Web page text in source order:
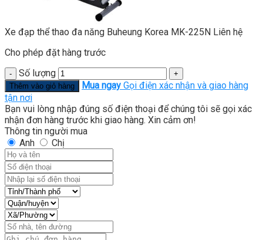
Xe đạp thể thao đa năng Buheung Korea MK-225N Liên hệ
Cho phép đặt hàng trước
Số lượng
Thêm vào giỏ hàng Mua ngay Gọi điện xác nhận và giao hàng
tận nơi
Bạn vui lòng nhập đúng số điện thoại để chúng tôi sẽ gọi xác
nhận đơn hàng trước khi giao hàng. Xin cảm ơn!
Thông tin người mua
Anh
Chị